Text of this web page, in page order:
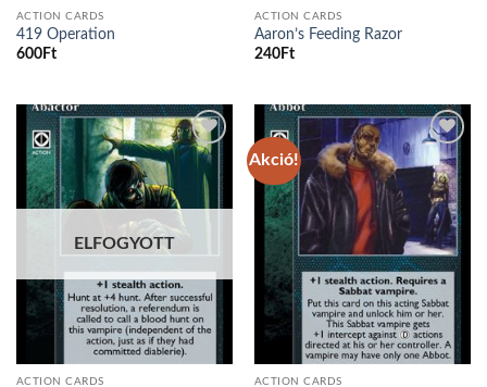
ACTION CARDS
419 Operation
600Ft
ACTION CARDS
Aaron’s Feeding Razor
240Ft
Add to
wishlist
ELFOGYOTT
ACTION CARDS
Akció!
Add to
wishlist
ACTION CARDS